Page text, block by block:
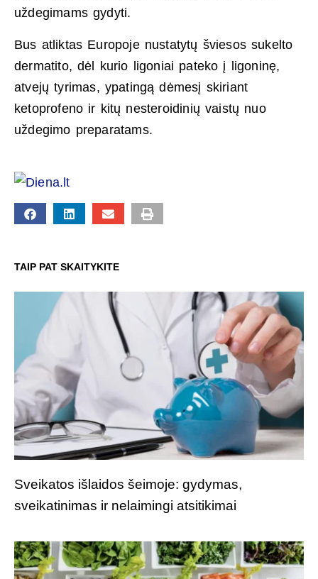
uždegimams gydyti.
Bus atliktas Europoje nustatytų šviesos sukelto
dermatito, dėl kurio ligoniai pateko į ligoninę,
atvejų tyrimas, ypatingą dėmesį skiriant
ketoprofeno ir kitų nesteroidinių vaistų nuo
uždegimo preparatams.
TAIP PAT SKAITYKITE
Sveikatos išlaidos šeimoje: gydymas,
sveikatinimas ir nelaimingi atsitikimai